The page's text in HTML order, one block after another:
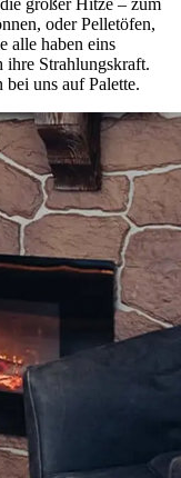
oder Pelletöfen,
alle haben eins
ihre Strahlungskraft.
bei uns auf Palette.